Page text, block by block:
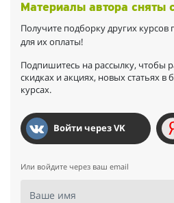
Материалы автора сняты
Получите подборку других курсов
для их оплаты!
Подпишитесь на рассылку, чтобы
скидках и акциях, новых статьях в
курсах.
Войти через VK
Или войдите через ваш email
Ваше имя